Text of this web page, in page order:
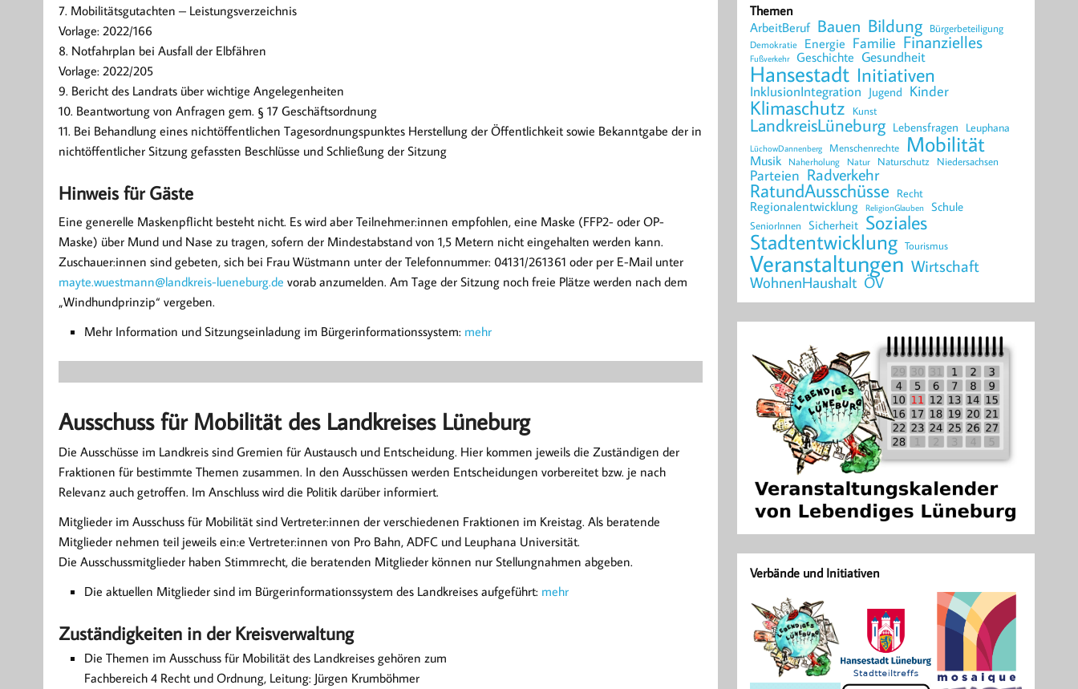
7. Mobilitätsgutachten – Leistungsverzeichnis
Vorlage: 2022/166
8. Notfahrplan bei Ausfall der Elbfähren
Vorlage: 2022/205
9. Bericht des Landrats über wichtige Angelegenheiten
10. Beantwortung von Anfragen gem. § 17 Geschäftsordnung
11. Bei Behandlung eines nichtöffentlichen Tagesordnungspunktes Herstellung der Öffentlichkeit sowie Bekanntgabe der in
nichtöffentlicher Sitzung gefassten Beschlüsse und Schließung der Sitzung
Hinweis für Gäste
Eine generelle Maskenpflicht besteht nicht. Es wird aber Teilnehmer:innen empfohlen, eine Maske (FFP2- oder OP-
Maske) über Mund und Nase zu tragen, sofern der Mindestabstand von 1,5 Metern nicht eingehalten werden kann.
Zuschauer:innen sind gebeten, sich bei Frau Wüstmann unter der Telefonnummer: 04131/261361 oder per E-Mail unter
mayte.wuestmann@landkreis-lueneburg.de vorab anzumelden. Am Tage der Sitzung noch freie Plätze werden nach dem
„Windhundprinzip“ vergeben.
Mehr Information und Sitzungseinladung im Bürgerinformationssystem: mehr
Ausschuss für Mobilität des Landkreises Lüneburg
Die Ausschüsse im Landkreis sind Gremien für Austausch und Entscheidung. Hier kommen jeweils die Zuständigen der
Fraktionen für bestimmte Themen zusammen. In den Ausschüssen werden Entscheidungen vorbereitet bzw. je nach
Relevanz auch getroffen. Im Anschluss wird die Politik darüber informiert.
Mitglieder im Ausschuss für Mobilität sind Vertreter:innen der verschiedenen Fraktionen im Kreistag. Als beratende
Mitglieder nehmen teil jeweils ein:e Vertreter:innen von Pro Bahn, ADFC und Leuphana Universität.
Die Ausschussmitglieder haben Stimmrecht, die beratenden Mitglieder können nur Stellungnahmen abgeben.
Die aktuellen Mitglieder sind im Bürgerinformationssystem des Landkreises aufgeführt: mehr
Zuständigkeiten in der Kreisverwaltung
Die Themen im Ausschuss für Mobilität des Landkreises gehören zum
Fachbereich 4 Recht und Ordnung, Leitung: Jürgen Krumböhmer
Themen
ArbeitBeruf Bauen Bildung Bürgerbeteiligung
Demokratie Energie Familie Finanzielles
Fußverkehr Geschichte Gesundheit
Hansestadt Initiativen
InklusionIntegration Jugend Kinder
Klimaschutz Kunst
LandkreisLüneburg Lebensfragen Leuphana
LüchowDannenberg Menschenrechte Mobilität
Musik Naherholung Natur Naturschutz Niedersachsen
Parteien Radverkehr
RatundAusschüsse Recht
Regionalentwicklung ReligionGlauben Schule
SeniorInnen Sicherheit Soziales
Stadtentwicklung Tourismus
Veranstaltungen Wirtschaft
WohnenHaushalt ÖV
Verbände und Initiativen